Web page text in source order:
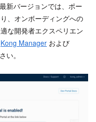
新バージョンでは、ポー
、オンボーディングへの
な開発者エクスペリエン
Kong Manager および
い。